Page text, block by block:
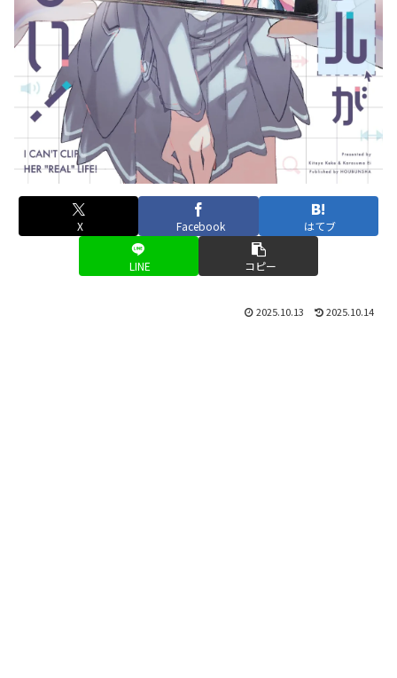
X Facebook はてブ
LINE コピー
2025.10.13 2025.10.14